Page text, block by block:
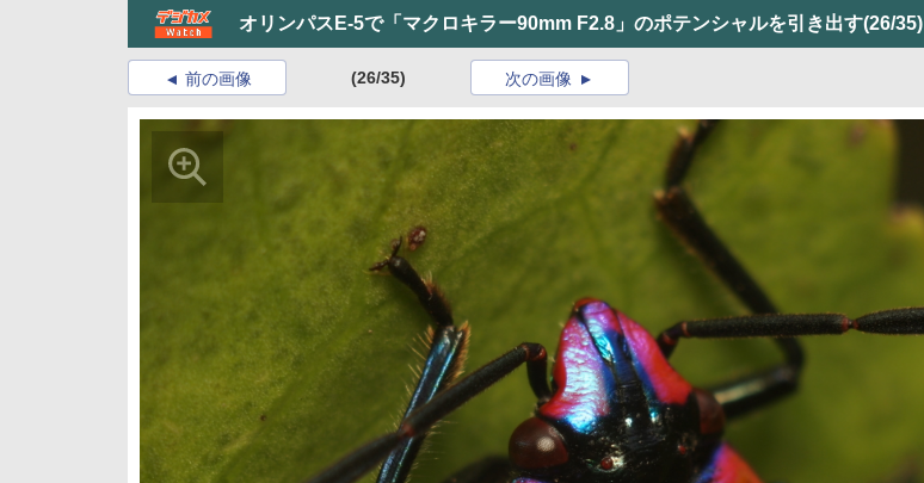
オリンパスE-5で「マクロキラー90mm F2.8」のポテンシャルを引き出す(26/35)
前の画像 (26/35) 次の画像